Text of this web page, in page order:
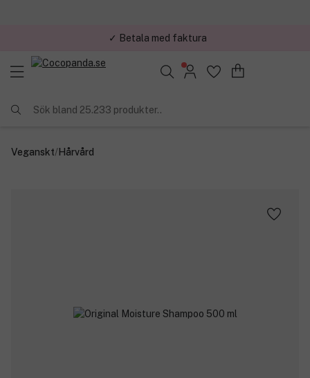
Sök bland 25.233 produkter..
Veganskt/Hårvård